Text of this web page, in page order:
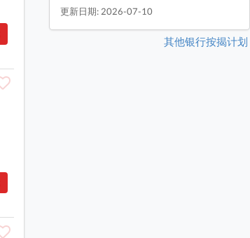
更新日期: 2026-07-10
其他银行按揭计划